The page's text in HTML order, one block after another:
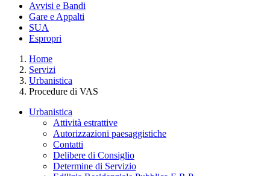
Avvisi e Bandi
Gare e Appalti
SUA
Espropri
Home
Servizi
Urbanistica
Procedure di VAS
Urbanistica
Attività estrattive
Autorizzazioni paesaggistiche
Contatti
Delibere di Consiglio
Determine di Servizio